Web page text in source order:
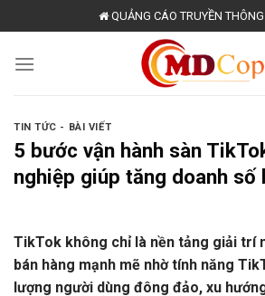
to
content
QUẢNG CÁO TRUYỀN
TIN TỨC - BÀI VIẾT
5 bước vận hành sàn
nghiệp giúp tăng doanh số
TikTok không chỉ là nền tảng giải trí
bán hàng mạnh mẽ nhờ tính năng
lượng người dùng đông đảo, xu